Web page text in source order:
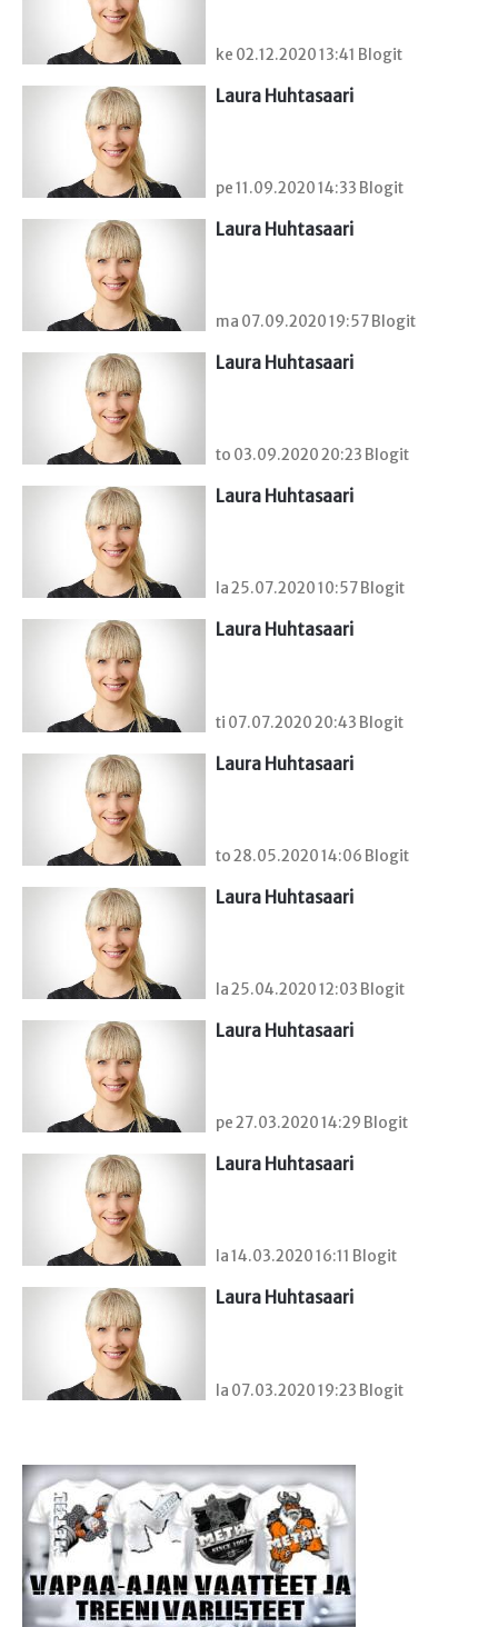
ke 02.12.2020 13:41 Blogit
Laura Huhtasaari
pe 11.09.2020 14:33 Blogit
Laura Huhtasaari
ma 07.09.2020 19:57 Blogit
Laura Huhtasaari
to 03.09.2020 20:23 Blogit
Laura Huhtasaari
la 25.07.2020 10:57 Blogit
Laura Huhtasaari
ti 07.07.2020 20:43 Blogit
Laura Huhtasaari
to 28.05.2020 14:06 Blogit
Laura Huhtasaari
la 25.04.2020 12:03 Blogit
Laura Huhtasaari
pe 27.03.2020 14:29 Blogit
Laura Huhtasaari
la 14.03.2020 16:11 Blogit
Laura Huhtasaari
la 07.03.2020 19:23 Blogit